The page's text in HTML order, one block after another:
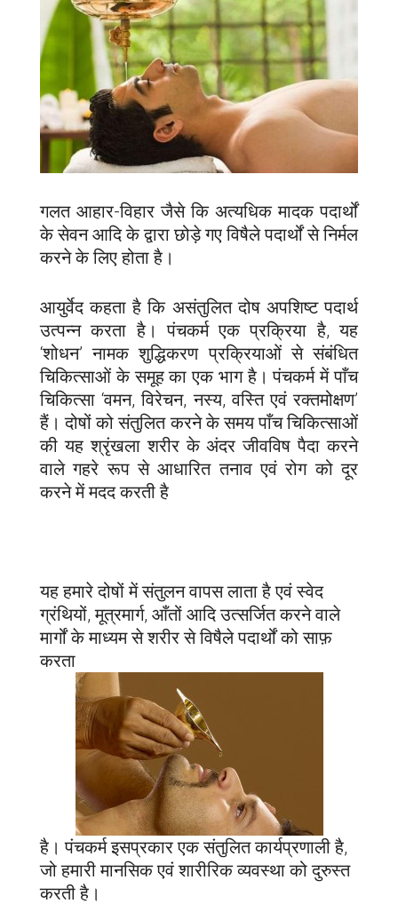
गलत आहार-विहार जैसे कि अत्यधिक मादक पदार्थों
के सेवन आदि के द्वारा छोड़े गए विषैले पदार्थों से निर्मल
करने के लिए होता है।
आयुर्वेद कहता है कि असंतुलित दोष अपशिष्ट पदार्थ
उत्पन्न करता है। पंचकर्म एक प्रक्रिया है, यह
‘शोधन’ नामक शुद्धिकरण प्रक्रियाओं से संबंधित
चिकित्साओं के समूह का एक भाग है। पंचकर्म में पाँच
चिकित्सा ‘वमन, विरेचन, नस्य, वस्ति एवं रक्तमोक्षण’
हैं। दोषों को संतुलित करने के समय पाँच चिकित्साओं
की यह श्रृंखला शरीर के अंदर जीवविष पैदा करने
वाले गहरे रूप से आधारित तनाव एवं रोग को दूर
करने में मदद करती है
यह हमारे दोषों में संतुलन वापस लाता है एवं स्वेद
ग्रंथियों, मूत्रमार्ग, आँतों आदि उत्सर्जित करने वाले
मार्गों के माध्यम से शरीर से विषैले पदार्थों को साफ़
करता
है। पंचकर्म इसप्रकार एक संतुलित कार्यप्रणाली है,
जो हमारी मानसिक एवं शारीरिक व्यवस्था को दुरुस्त
करती है।